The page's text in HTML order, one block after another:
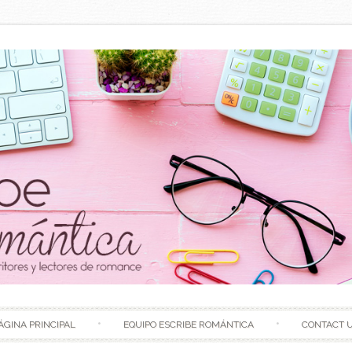
PRINCIPAL EQUIPO ESCRIBE ROMÁNTICA CONTACT